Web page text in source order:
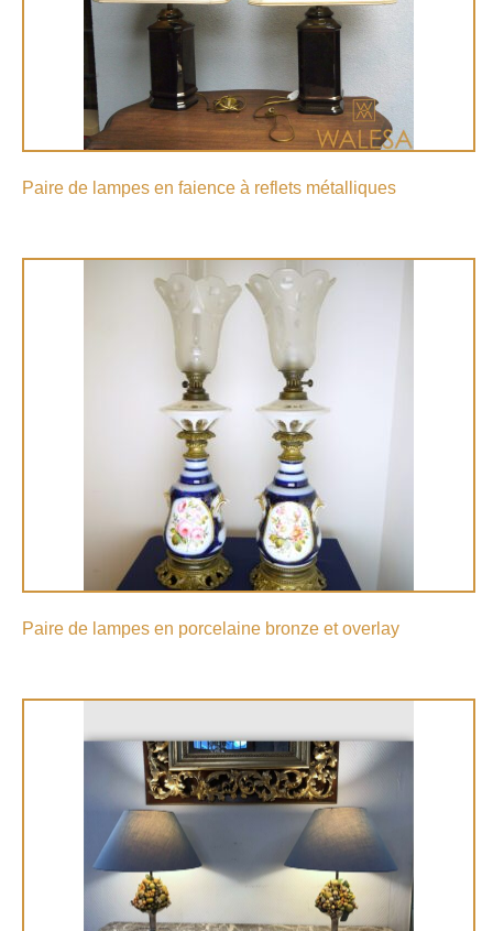
Paire de lampes en faience à reflets métalliques
Paire de lampes en porcelaine bronze et overlay